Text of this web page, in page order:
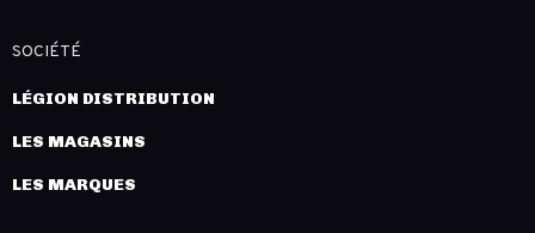
SOCIÉTÉ
LÉGION DISTRIBUTION
LES MAGASINS
LES MARQUES